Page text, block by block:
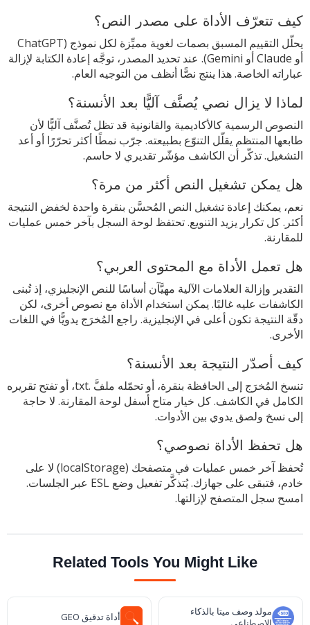
كيف تتعرّف الأداة على مصدر النص؟
يحلّل التقييم المسبق بصمات لغوية مميِّزة لكل نموذج (ChatGPT
أو Claude أو Gemini). عند تحديد المصدر، توجَّه إعادة الكتابة لإزالة
عباراته الخاصة. هذا ينتج نصًّا أنظف من التوجيه العام.
لماذا لا يزال نصي يُصنَّف آليًّا بعد الأنسنة؟
النصوص الرسمية كالأكاديمية والقانونية قد تظل تُصنَّف آليًّا لأن
طابعها المنتظم يقلّل التنوّع بطبيعته. جرّب نمطًا أكثر تحرّرًا أو أعد
التشغيل. تذكّر أن الكاشف مؤشّر تقديري لا حاسم.
هل يمكن تشغيل النص أكثر من مرة؟
نعم، يمكنك إعادة تشغيل النص المُحسَّن بنقرة واحدة لخفض النتيجة
أكثر. كل تكرار يزيد التنويع. تحتفظ لوحة السجل بآخر خمس عمليات
للمقارنة.
هل تعمل الأداة مع المحتوى العربي؟
التقدير وإزالة العلامات الآلية مهيَّآن أساسًا للنص الإنجليزي، إذ تُبنى
الكاشفات عليه غالبًا. يمكن استخدام الأداة مع نصوص أخرى، لكن
دقّة النتيجة تكون أعلى في الإنجليزية. راجع المُخرَج يدويًّا في اللغات
الأخرى.
كيف أصدّر النتيجة بعد الأنسنة؟
تنسخ المُخرَج إلى الحافظة بنقرة، أو تحمّله ملفَّ .txt، أو تفتح تقريره
الكامل في الكاشف. كل خيار متاح أسفل لوحة المقارنة. لا حاجة
إلى نسخ ولصق يدوي بين الأدوات.
هل تحفظ الأداة نصوصي؟
تُحفظ آخر خمس عمليات في متصفحك (localStorage) لا على
خادم، فتبقى على جهازك. يُتذكَّر تفعيل وضع ESL عبر الجلسات.
امسح سجل المتصفح لإزالتها.
Related Tools You Might Like
مولد وصف ميتا بالذكاء
أداة تدقيق GEO